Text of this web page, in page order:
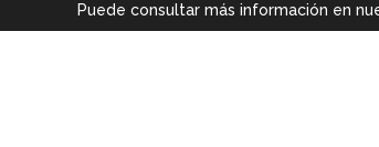
Puede consultar más información en